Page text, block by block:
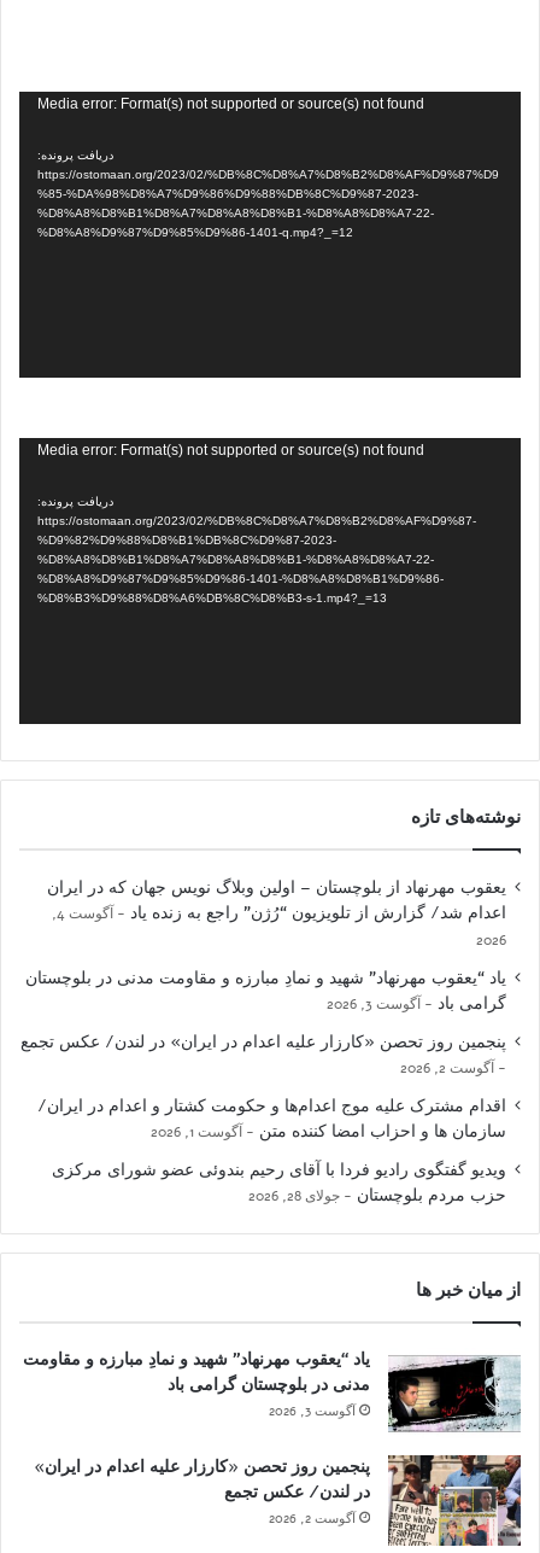
Media error: Format(s) not supported or source(s) not found
دریافت پرونده:
https://ostomaan.org/2023/02/%DB%8C%D8%A7%D8%B2%D8%AF%D9%87%D9
%85-%DA%98%D8%A7%D9%86%D9%88%DB%8C%D9%87-2023-
%D8%A8%D8%B1%D8%A7%D8%A8%D8%B1-%D8%A8%D8%A7-22-
%D8%A8%D9%87%D9%85%D9%86-1401-q.mp4?_=12
Media error: Format(s) not supported or source(s) not found
دریافت پرونده:
https://ostomaan.org/2023/02/%DB%8C%D8%A7%D8%B2%D8%AF%D9%87-
%D9%82%D9%88%D8%B1%DB%8C%D9%87-2023-
%D8%A8%D8%B1%D8%A7%D8%A8%D8%B1-%D8%A8%D8%A7-22-
%D8%A8%D9%87%D9%85%D9%86-1401-%D8%A8%D8%B1%D9%86-
%D8%B3%D9%88%D8%A6%DB%8C%D8%B3-s-1.mp4?_=13
نوشته‌های تازه
یعقوب مهرنهاد از بلوچستان – اولین وبلاگ نویس جهان که در ایران
اعدام شد/ گزارش از تلویزیون “رُژن” راجع به زنده یاد
آگوست 4,
2026
یاد “یعقوب مهرنهاد” شهید و نمادِ مبارزه و مقاومت مدنی در بلوچستان
گرامی باد
آگوست 3, 2026
پنجمین روز تحصن «کارزار علیه اعدام در ایران» در لندن/ عکس تجمع
آگوست 2, 2026
اقدام مشترک علیه موج اعدام‌ها و حکومت کشتار و اعدام در ایران/
سازمان ها و احزاب امضا کننده متن
آگوست 1, 2026
ویدیو گفتگوی رادیو فردا با آقای رحیم بندوئی عضو شورای مرکزی
حزب مردم بلوچستان
جولای 28, 2026
از میان خبر ها
یاد “یعقوب مهرنهاد” شهید و نمادِ مبارزه و مقاومت
مدنی در بلوچستان گرامی باد
آگوست 3, 2026
پنجمین روز تحصن «کارزار علیه اعدام در ایران»
در لندن/ عکس تجمع
آگوست 2, 2026